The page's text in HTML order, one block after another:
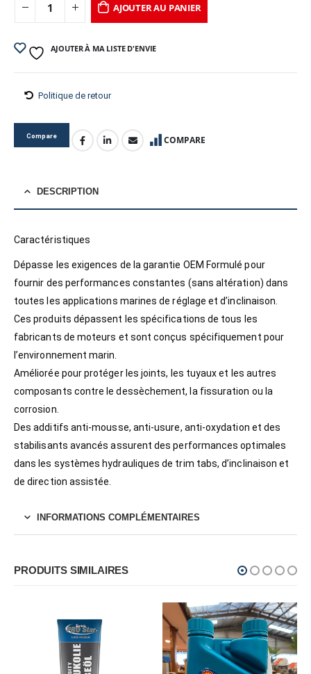
AJOUTER AU PANIER
AJOUTER À MA LISTE D'ENVIE
Politique de retour
Compare COMPARE
DESCRIPTION
Caractéristiques
Dépasse les exigences de la garantie OEM Formulé pour
fournir des performances constantes (sans altération) dans
toutes les applications marines de réglage et d’inclinaison.
Ces produits dépassent les spécifications de tous les
fabricants de moteurs et sont conçus spécifiquement pour
l’environnement marin.
Améliorée pour protéger les joints, les tuyaux et les autres
composants contre le dessèchement, la fissuration ou la
corrosion.
Des additifs anti-mousse, anti-usure, anti-oxydation et des
stabilisants avancés assurent des performances optimales
dans les systèmes hydrauliques de trim tabs, d’inclinaison et
de direction assistée.
INFORMATIONS COMPLÉMENTAIRES
PRODUITS SIMILAIRES